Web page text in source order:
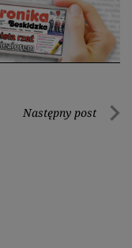
Następny post